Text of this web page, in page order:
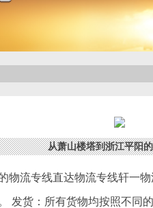
从萧山楼塔到浙江平阳
物流专线直达物流专线轩一
发货：所有货物均按照不同